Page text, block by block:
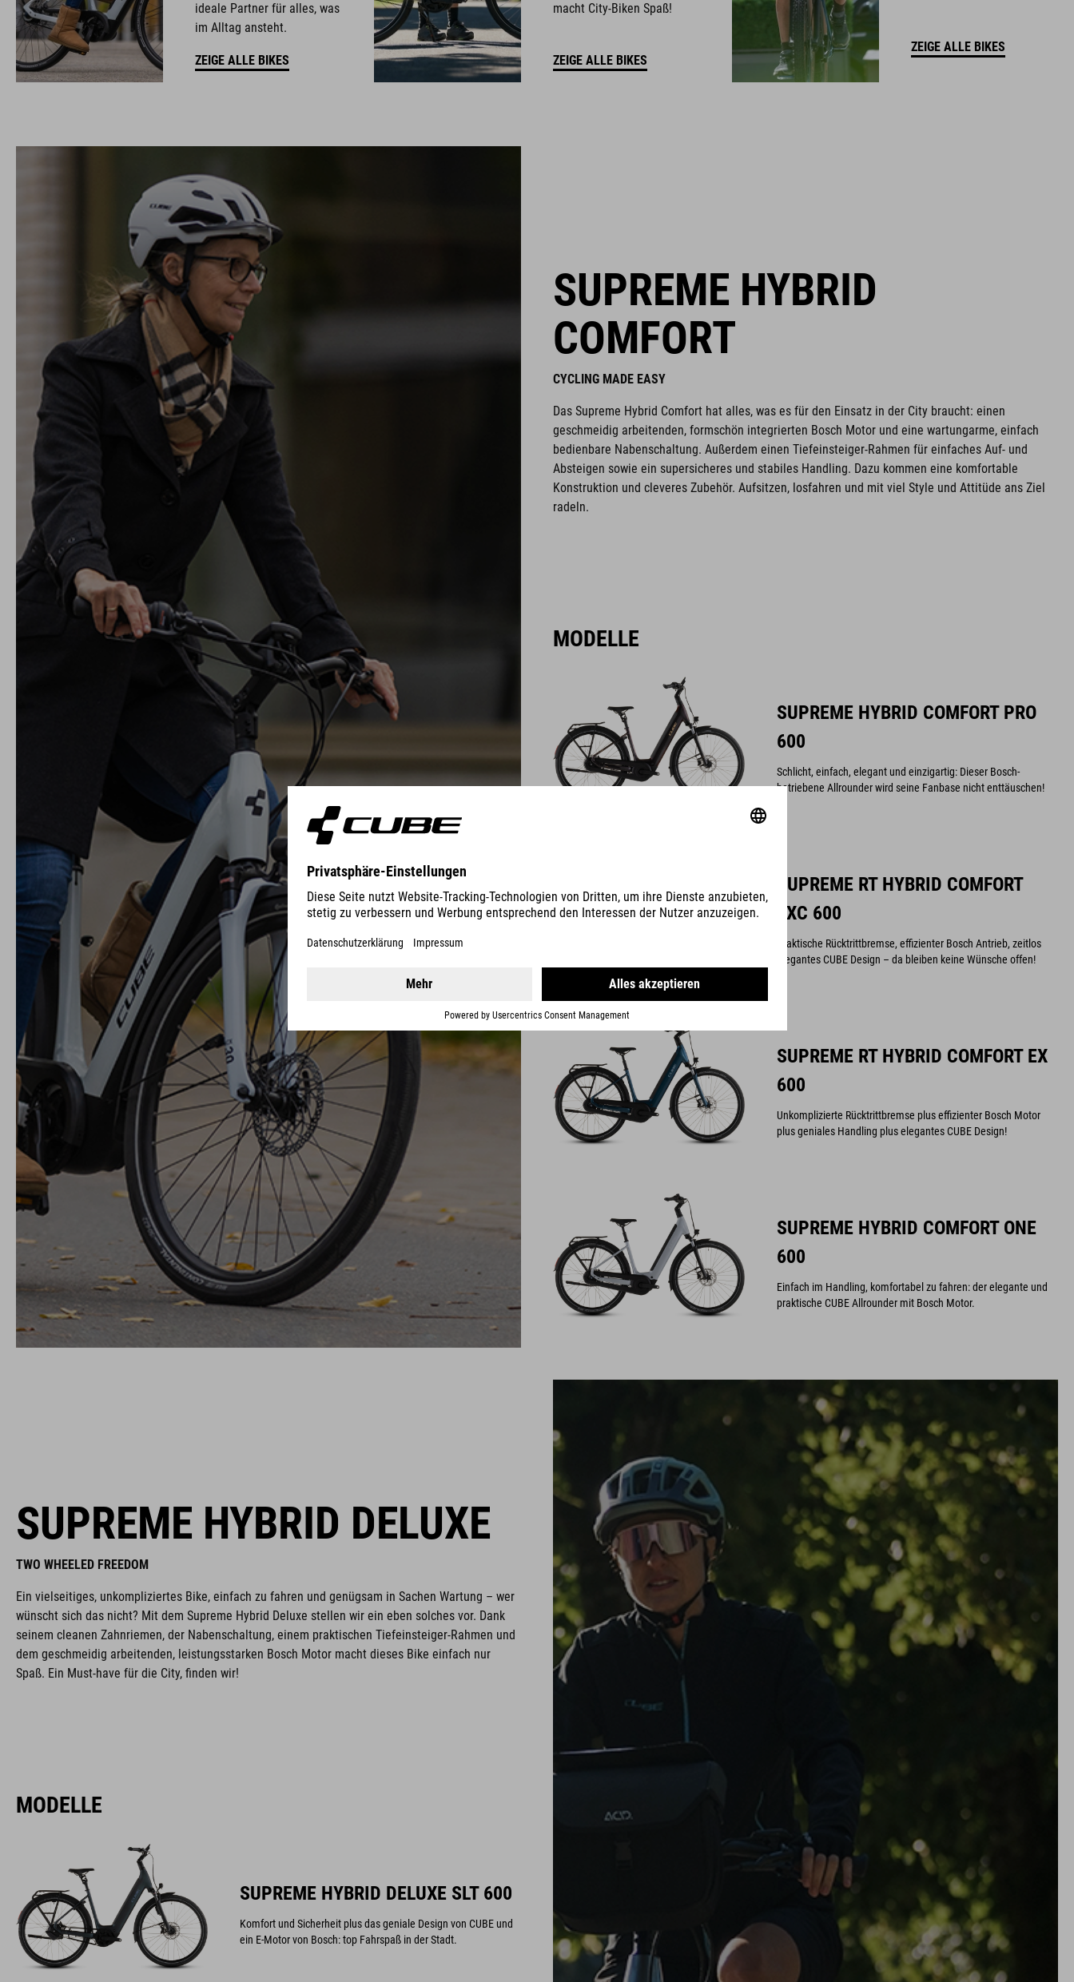
ideale Partner für alles, was
im Alltag ansteht.
ZEIGE ALLE BIKES
macht City-Biken Spaß!
ZEIGE ALLE BIKES
ZEIGE ALLE BIKES
SUPREME HYBRID
COMFORT
CYCLING MADE EASY
Das Supreme Hybrid Comfort hat alles, was es für den Einsatz in der City braucht: einen
geschmeidig arbeitenden, formschön integrierten Bosch Motor und eine wartungarme, einfach
bedienbare Nabenschaltung. Außerdem einen Tiefeinsteiger-Rahmen für einfaches Auf- und
Absteigen sowie ein supersicheres und stabiles Handling. Dazu kommen eine komfortable
Konstruktion und cleveres Zubehör. Aufsitzen, losfahren und mit viel Style und Attitüde ans Ziel
radeln.
MODELLE
SUPREME HYBRID COMFORT PRO
600
Schlicht, einfach, elegant und einzigartig: Dieser Bosch-
betriebene Allrounder wird seine Fanbase nicht enttäuschen!
SUPREME RT HYBRID COMFORT
EXC 600
Praktische Rücktrittbremse, effizienter Bosch Antrieb, zeitlos
elegantes CUBE Design – da bleiben keine Wünsche offen!
SUPREME RT HYBRID COMFORT EX
600
Unkomplizierte Rücktrittbremse plus effizienter Bosch Motor
plus geniales Handling plus elegantes CUBE Design!
SUPREME HYBRID COMFORT ONE
600
Einfach im Handling, komfortabel zu fahren: der elegante und
praktische CUBE Allrounder mit Bosch Motor.
SUPREME HYBRID DELUXE
TWO WHEELED FREEDOM
Ein vielseitiges, unkompliziertes Bike, einfach zu fahren und genügsam in Sachen Wartung – wer
wünscht sich das nicht? Mit dem Supreme Hybrid Deluxe stellen wir ein eben solches vor. Dank
seinem cleanen Zahnriemen, der Nabenschaltung, einem praktischen Tiefeinsteiger-Rahmen und
dem geschmeidig arbeitenden, leistungsstarken Bosch Motor macht dieses Bike einfach nur
Spaß. Ein Must-have für die City, finden wir!
MODELLE
SUPREME HYBRID DELUXE SLT 600
Komfort und Sicherheit plus das geniale Design von CUBE und
ein E-Motor von Bosch: top Fahrspaß in der Stadt.